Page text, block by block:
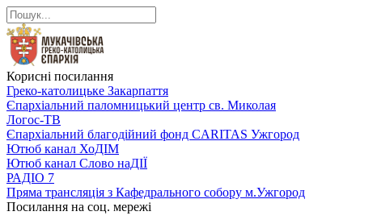
Корисні посилання
Греко-католицьке Закарпаття
Єпархіальний паломницький центр св. Миколая
Логос-ТВ
Єпархіальний благодійний фонд CARITAS Ужгород
Ютюб канал ХоДІМ
Ютюб канал Слово наДІЇ
РАДІО 7
Пряма трансляція з Кафедрального собору м.Ужгород
Посилання на соц. мережі